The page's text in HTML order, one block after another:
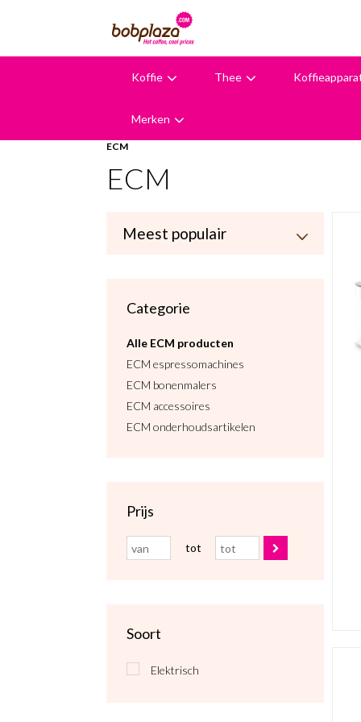
Koffie Thee
Merken
ECM
ECM
Categorie
Alle ECM producten
ECM espressomachines
ECM bonenmalers
ECM accessoires
ECM onderhoudsartikelen
Prijs
tot
Soort
Elektrisch